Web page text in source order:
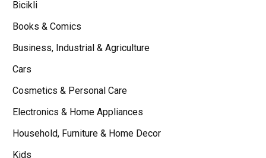
Bicikli
Books & Comics
Business, Industrial & Agriculture
Cars
Cosmetics & Personal Care
Electronics & Home Appliances
Household, Furniture & Home Decor
Kids